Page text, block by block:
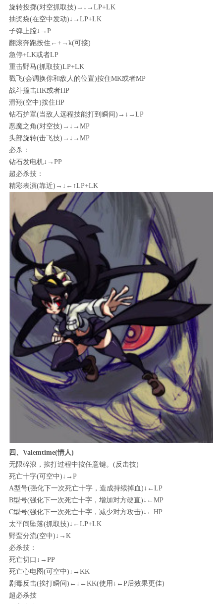
旋转投掷(对空抓取技)→↓→LP+LK
抽奖袋(在空中发动)↓→LP+LK
子弹上膛↓→P
翻滚奔跑按住←+→k(可接)
急停+LK或者LP
重击野马(抓取技)LP+LK
戳飞(会调换你和敌人的位置)按住MK或者MP
战斗撞击HK或者HP
滑翔(空中)按住HP
钻石护罩(当敌人远程技能打到瞬间)→↓→LP
恶魔之角(对空技)→↓→MP
头部旋转(击飞技)→↓→MP
必杀：
钻石发电机↓→PP
超必杀技：
精彩表演(靠近)→↓←↑LP+LK
四、Valemtime(情人)
无限碎浪，挨打过程中按任意键。(反击技)
死亡十字(可空中)↓→P
A型号(强化下一次死亡十字，造成持续掉血)↓←LP
B型号(强化下一次死亡十字，增加对方硬直)↓←MP
C型号(强化下一次死亡十字，减少对方攻击)↓←HP
太平间坠落(抓取技)↓←LP+LK
野蛮分流(空中)↓→K
必杀技：
死亡切口↓→PP
死亡心电图(可空中)↓→KK
剧毒反击(挨打瞬间)←↓←KK(使用↓←P后效果更佳)
超必杀技